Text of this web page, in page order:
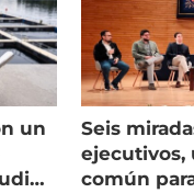
un
Seis
ejecutivos,
común